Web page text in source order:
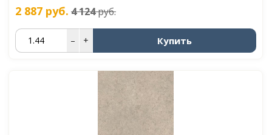
2 887 руб. 4 124руб.
– + Купить